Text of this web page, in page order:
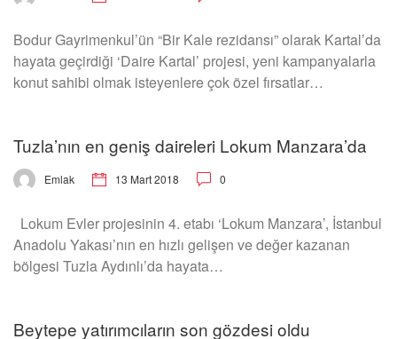
Bodur Gayrimenkul’ün “Bir Kale rezidansı” olarak Kartal’da
hayata geçirdiği ‘Daire Kartal’ projesi, yeni kampanyalarla
konut sahibi olmak isteyenlere çok özel fırsatlar…
Tuzla’nın en geniş daireleri Lokum Manzara’da
Emlak 13 Mart 2018 0
Lokum Evler projesinin 4. etabı ‘Lokum Manzara’, İstanbul
Anadolu Yakası’nın en hızlı gelişen ve değer kazanan
bölgesi Tuzla Aydınlı’da hayata…
Beytepe yatırımcıların son gözdesi oldu